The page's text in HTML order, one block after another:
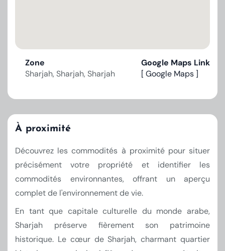
Zone
Sharjah, Sharjah, Sharjah
Google Maps Link
[ Google Maps ]
À proximité
Découvrez les commodités à proximité pour situer
précisément votre propriété et identifier les
commodités environnantes, offrant un aperçu
complet de l'environnement de vie.
En tant que capitale culturelle du monde arabe,
Sharjah préserve fièrement son patrimoine
historique. Le cœur de Sharjah, charmant quartier